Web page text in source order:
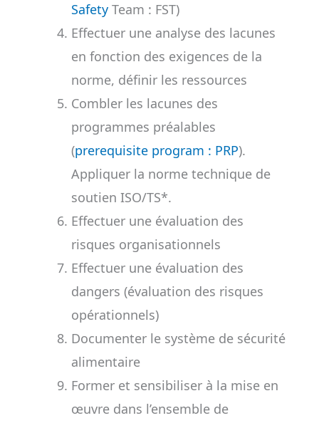
SafetyTeam : FST)
Effectuer une analyse des lacunes
en fonction des exigences de la
norme, définir les ressources
Combler les lacunes des
programmes préalables
(prerequisite program : PRP).
Appliquer la norme technique de
soutien ISO/TS*.
Effectuer une évaluation des
risques organisationnels
Effectuer une évaluation des
dangers (évaluation des risques
opérationnels)
Documenter le système de sécurité
alimentaire
Former et sensibiliser à la mise en
œuvre dans l’ensemble de